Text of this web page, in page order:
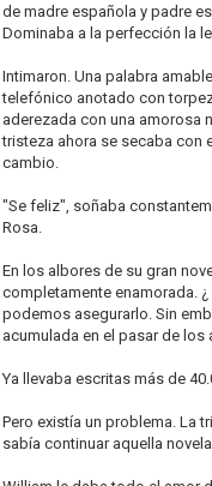
de madre española y padre
Dominaba a la perfección la
Intimaron. Una palabra
telefónico anotado con
aderezada con una amorosa
tristeza ahora se secaba con
cambio.
"Se feliz", soñaba
Rosa.
En los albores de su gran
completamente enamorada.
podemos asegurarlo. Sin
acumulada en el pasar de
Ya llevaba escritas más de
Pero existía un problema. La
sabía continuar aquella